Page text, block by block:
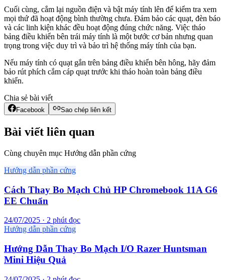
Cuối cùng, cắm lại nguồn điện và bật máy tính lên để kiểm tra xem
mọi thứ đã hoạt động bình thường chưa. Đảm bảo các quạt, đèn báo
và các linh kiện khác đều hoạt động đúng chức năng. Việc tháo
bảng điều khiển bên trái máy tính là một bước cơ bản nhưng quan
trọng trong việc duy trì và bảo trì hệ thống máy tính của bạn.
Nếu máy tính có quạt gắn trên bảng điều khiển bên hông, hãy đảm
bảo rút phích cắm cáp quạt trước khi tháo hoàn toàn bảng điều
khiển.
Chia sẻ bài viết
Facebook Sao chép liên kết
Bài viết liên quan
Cùng chuyên mục Hướng dẫn phần cứng
Hướng dẫn phần cứng
Cách Thay Bo Mạch Chủ HP Chromebook 11A G6
EE Chuẩn
24/07/2025 · 2 phút đọc
Hướng dẫn phần cứng
Hướng Dẫn Thay Bo Mạch I/O Razer Huntsman
Mini Hiệu Quả